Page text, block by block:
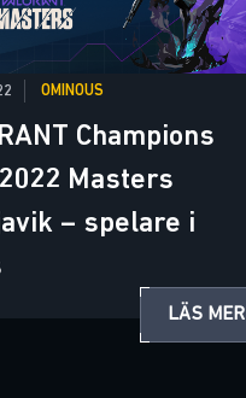
OMINOUS
Champions
Masters
– spelare i
LÄS MER